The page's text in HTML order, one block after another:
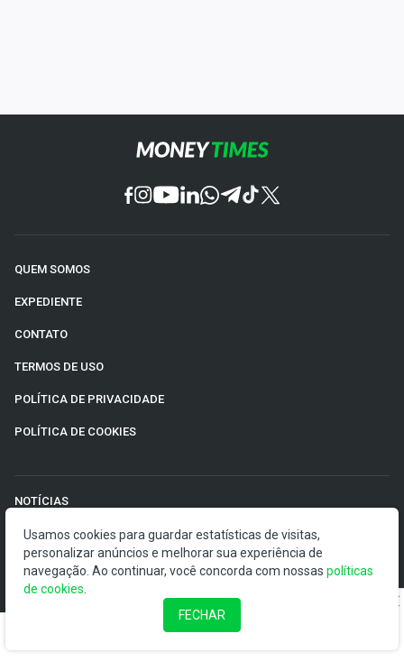
QUEM SOMOS
EXPEDIENTE
CONTATO
TERMOS DE USO
POLÍTICA DE PRIVACIDADE
POLÍTICA DE COOKIES
NOTÍCIAS
MERCADOS
EMPRESAS
Usamos cookies para guardar estatísticas de visitas,
personalizar anúncios e melhorar sua experiência de
navegação. Ao continuar, você concorda com nossas políticas
de cookies
FECHAR